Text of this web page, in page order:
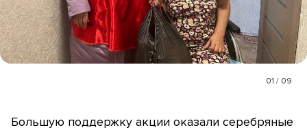
01 / 09
Большую поддержку акции оказали серебряные